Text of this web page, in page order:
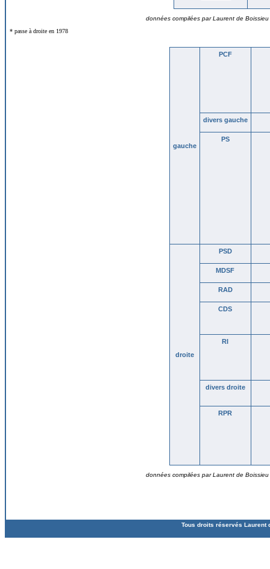
données compilées par Laurent de
* passe à droite en 1978
gauche
PCF
divers gauche
PS
droite
PSD
MDSF
RAD
CDS
RI
divers droite
RPR
données compilées par Laurent de
Tous droits réservés Laurent